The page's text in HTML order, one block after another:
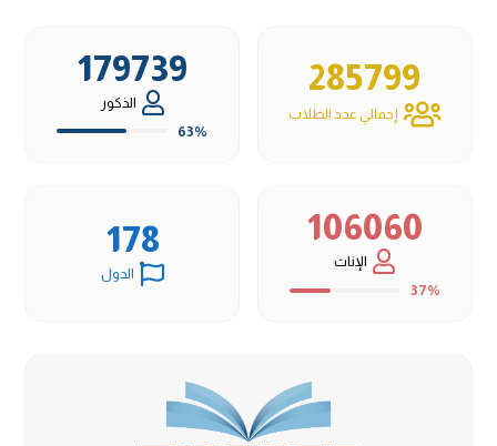
285799
إجمالي عدد الطلاب
179739
الذكور
63%
106060
الإناث
37%
178
الدول